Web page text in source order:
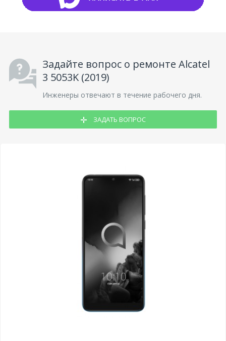
Задайте вопрос о ремонте Alcatel
3 5053K (2019)
Инженеры отвечают в течение рабочего дня.
ЗАДАТЬ ВОПРОС